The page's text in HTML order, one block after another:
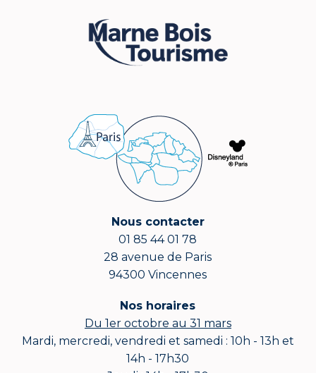
Nous contacter
01 85 44 01 78
28 avenue de Paris
94300 Vincennes
Nos horaires
Du 1er octobre au 31 mars
Mardi, mercredi, vendredi et samedi : 10h - 13h et
14h - 17h30